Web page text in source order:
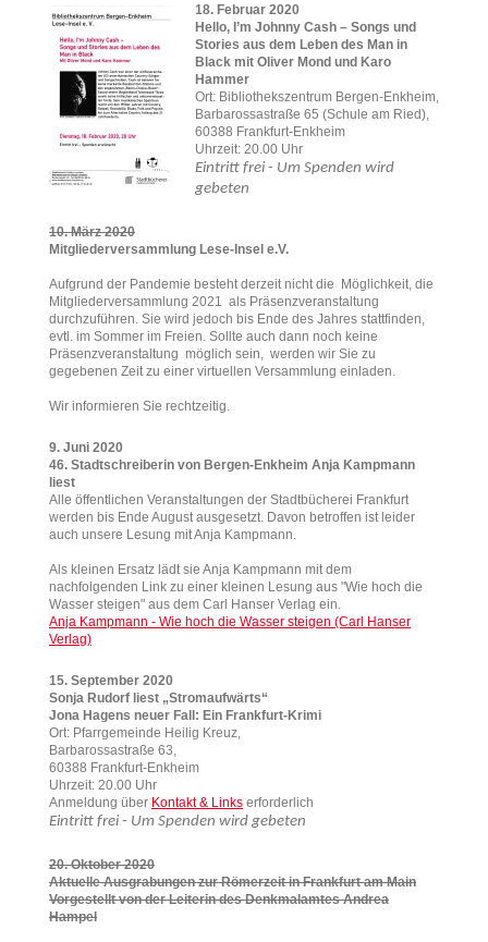
18. Februar 2020
Hello, I’m Johnny Cash – Songs und
Stories aus dem Leben des Man in
Black mit Oliver Mond und Karo
Hammer
Ort: Bibliothekszentrum Bergen-Enkheim,
Barbarossastraße 65 (Schule am Ried),
60388 Frankfurt-Enkheim
Uhrzeit: 20.00 Uhr
Eintritt frei - Um Spenden wird
gebeten
10. März 2020
Mitgliederversammlung Lese-Insel e.V.
Aufgrund der Pandemie besteht derzeit nicht die Möglichkeit, die
Mitgliederversammlung 2021 als Präsenzveranstaltung
durchzuführen. Sie wird jedoch bis Ende des Jahres stattfinden,
evtl. im Sommer im Freien. Sollte auch dann noch keine
Präsenzveranstaltung möglich sein, werden wir Sie zu
gegebenen Zeit zu einer virtuellen Versammlung einladen.
Wir informieren Sie rechtzeitig.
9. Juni 2020
46. Stadtschreiberin von Bergen-Enkheim Anja Kampmann
liest
Alle öffentlichen Veranstaltungen der Stadtbücherei Frankfurt
werden bis Ende August ausgesetzt. Davon betroffen ist leider
auch unsere Lesung mit Anja Kampmann.
Als kleinen Ersatz lädt sie Anja Kampmann mit dem
nachfolgenden Link zu einer kleinen Lesung aus "Wie hoch die
Wasser steigen" aus dem Carl Hanser Verlag ein.
Anja Kampmann - Wie hoch die Wasser steigen (Carl Hanser
Verlag)
15. September 2020
Sonja Rudorf liest „Stromaufwärts“
Jona Hagens neuer Fall: Ein Frankfurt-Krimi
Ort: Pfarrgemeinde Heilig Kreuz,
Barbarossastraße 63,
60388 Frankfurt-Enkheim
Uhrzeit: 20.00 Uhr
Anmeldung über Kontakt & Links erforderlich
Eintritt frei - Um Spenden wird gebeten
20. Oktober 2020
Aktuelle Ausgrabungen zur Römerzeit in Frankfurt am Main
Vorgestellt von der Leiterin des Denkmalamtes Andrea
Hampel